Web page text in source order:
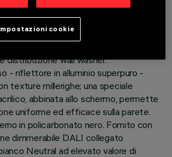
rettangolare ad incasso con
con superficie radiante in
con cornice perimetrale di
wall washer.
- riflettore in alluminio superpuro -
texture millerighe; una speciale
abbinata allo schermo, permette
uniforme ed efficace sulla parete.
in policarbonato nero. Fornito con
dimmerabile DALI collegato
Neutral ad elevato valore di
cookie